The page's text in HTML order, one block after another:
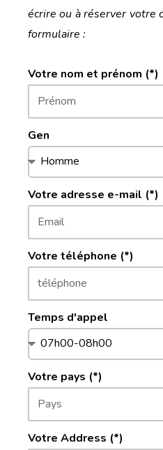
écrire ou à réserver votre
formulaire :
Votre nom et prénom (*)
Gen
Votre adresse e-mail (*)
Votre téléphone (*)
Temps d'appel
Votre pays (*)
Votre Address (*)